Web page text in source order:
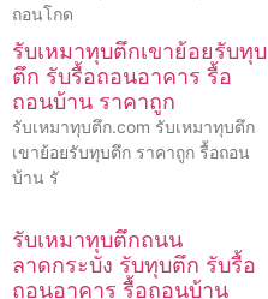
ถอนโกด
รับเหมาทุบตึกเขาย้อยรับทุบ
ตึก รับรื้อถอนอาคาร รื้อ
ถอนบ้าน ราคาถูก
รับเหมาทุบตึก.com รับเหมาทุบตึก
เขาย้อยรับทุบตึก ราคาถูก รื้อถอน
บ้าน รั
รับเหมาทุบตึกถนน
ลาดกระบัง รับทุบตึก รับรื้อ
ถอนอาคาร รื้อถอนบ้าน